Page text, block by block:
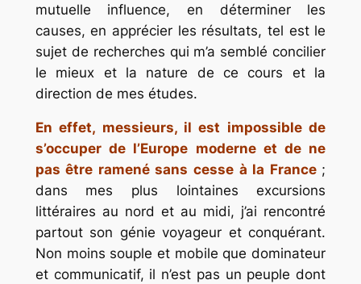
mutuelle influence, en déterminer les
causes, en apprécier les résultats, tel est le
sujet de recherches qui m’a semblé concilier
le mieux et la nature de ce cours et la
direction de mes études.
En effet, messieurs, il est impossible de
s’occuper de l’Europe moderne et de ne
pas être ramené sans cesse à la France ;
dans mes plus lointaines excursions
littéraires au nord et au midi, j’ai rencontré
partout son génie voyageur et conquérant.
Non moins souple et mobile que dominateur
et communicatif, il n’est pas un peuple dont